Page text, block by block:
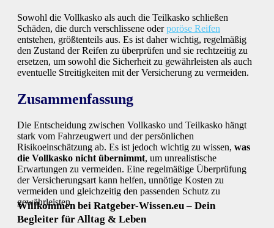
Sowohl die Vollkasko als auch die Teilkasko schließen
Schäden, die durch verschlissene oderporöse Reifen
entstehen, größtenteils aus. Es ist daher wichtig, regelmäßig
den Zustand der Reifen zu überprüfen und sie rechtzeitig zu
ersetzen, um sowohl die Sicherheit zu gewährleisten als auch
eventuelle Streitigkeiten mit der Versicherung zu vermeiden.
Zusammenfassung
Die Entscheidung zwischen Vollkasko und Teilkasko hängt
stark vom Fahrzeugwert und der persönlichen
Risikoeinschätzung ab. Es ist jedoch wichtig zu wissen, was
die Vollkasko nicht übernimmt, um unrealistische
Erwartungen zu vermeiden. Eine regelmäßige Überprüfung
der Versicherungsart kann helfen, unnötige Kosten zu
vermeiden und gleichzeitig den passenden Schutz zu
gewährleisten.
Willkommen bei Ratgeber-Wissen.eu – Dein
Begleiter für Alltag & Leben